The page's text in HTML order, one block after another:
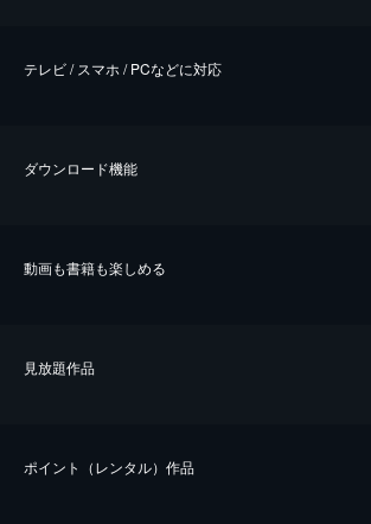
テレビ / スマホ / PCなどに対応
ダウンロード機能
動画も書籍も楽しめる
⾒放題作品
ポイント（レンタル）作品